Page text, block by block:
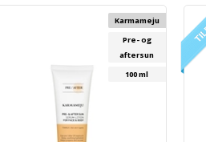
Karmameju
Pre- og
aftersun
100 ml